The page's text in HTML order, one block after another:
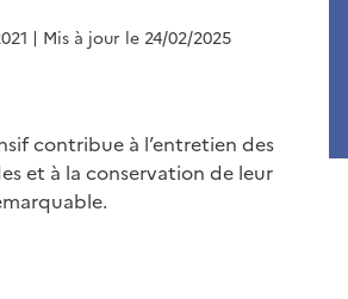
| Mis à jour le 24/02/2025
contribue à l’entretien des
et à la conservation de leur